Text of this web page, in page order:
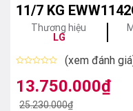
11/7 KG
Thương hiệu
LG
xếp
hạng
5
(xem đánh
25.230.000₫
Giá
gốc
13.750.000₫
Giá
hiện